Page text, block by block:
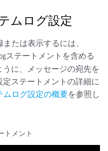
;
ムログ設定
たは表示するには、
ステートメントを含める
うに、メッセージの宛先を
ステートメントの詳細に
ムログ設定の概要を参照し
トメント